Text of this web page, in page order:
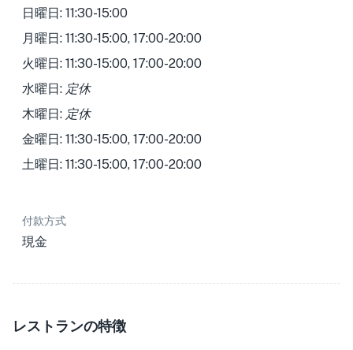
日曜日: 11:30-15:00
月曜日: 11:30-15:00, 17:00-20:00
火曜日: 11:30-15:00, 17:00-20:00
水曜日: 定休
木曜日: 定休
金曜日: 11:30-15:00, 17:00-20:00
土曜日: 11:30-15:00, 17:00-20:00
付款方式
現金
レストランの特徴